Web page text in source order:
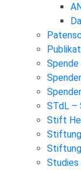
STdL –
Stift
Stiftung
Studies